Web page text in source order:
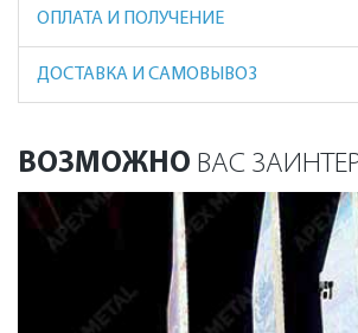
ОПЛАТА И ПОЛУЧЕНИЕ
ДОСТАВКА И САМОВЫВОЗ
ВОЗМОЖНО ВАС